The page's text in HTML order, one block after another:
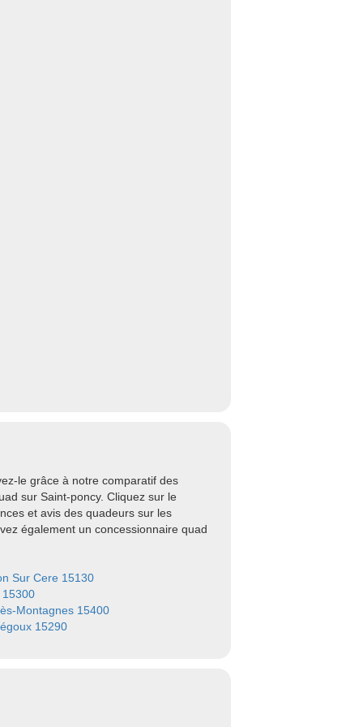
le grâce à notre comparatif des
sur Saint-poncy. Cliquez sur le
et avis des quadeurs sur les
également un concessionnaire quad
Sur Cere 15130
15300
Montagnes 15400
15290